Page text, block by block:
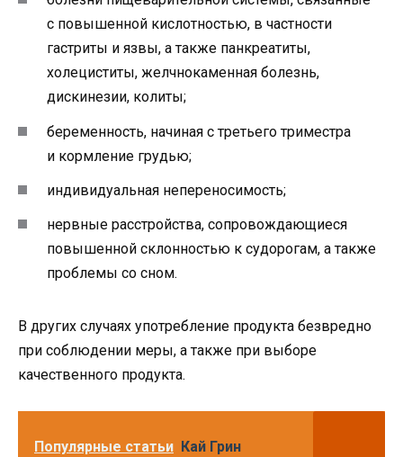
с повышенной кислотностью, в частности
гастриты и язвы, а также панкреатиты,
холециститы, желчнокаменная болезнь,
дискинезии, колиты;
беременность, начиная с третьего триместра
и кормление грудью;
индивидуальная непереносимость;
нервные расстройства, сопровождающиеся
повышенной склонностью к судорогам, а также
проблемы со сном.
В других случаях употребление продукта безвредно
при соблюдении меры, а также при выборе
качественного продукта.
Популярные статьи Кай Грин